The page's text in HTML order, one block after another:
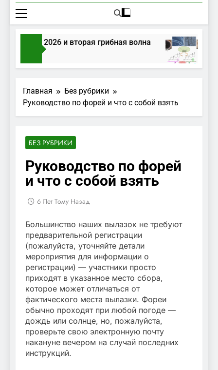
августе 2026 и вторая грибная волна
Главная
Без рубрики
Руководство по форей и что с собой взять
БЕЗ РУБРИКИ
Руководство по форей
и что с собой взять
6 Лет Тому Назад
Большинство наших вылазок не требуют
предварительной регистрации
(пожалуйста, уточняйте детали
мероприятия для информации о
регистрации) — участники просто
приходят в указанное место сбора,
которое может отличаться от
фактического места вылазки. Фореи
обычно проходят при любой погоде —
дождь или солнце, но, пожалуйста,
проверьте свою электронную почту
накануне вечером на случай последних
инструкций.